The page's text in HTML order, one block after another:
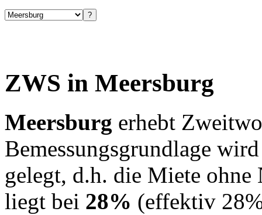
ZWS in Meersburg
Meersburg erhebt
Bemessungsgrundlage
gelegt, d.h. die Miete ohne
liegt bei 28% (effektiv